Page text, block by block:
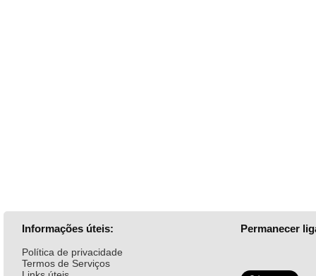
Informações úteis:
Política de privacidade
Termos de Serviços
Permanecer